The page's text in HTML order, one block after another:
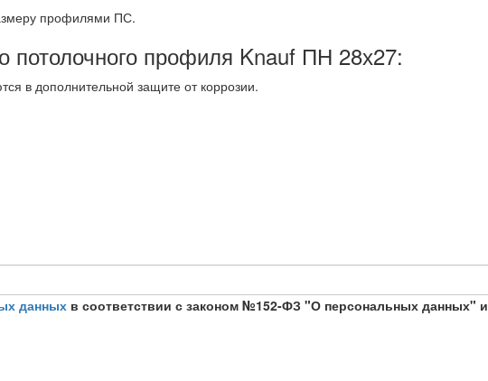
профилями ПС.
потолочного профиля Knauf ПН 28х27:
в дополнительной защите от коррозии.
данных в соответствии с законом №152-ФЗ "О персональных данных" и